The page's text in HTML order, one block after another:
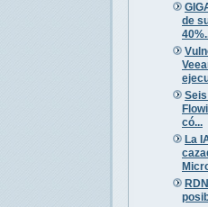
de
có...
La